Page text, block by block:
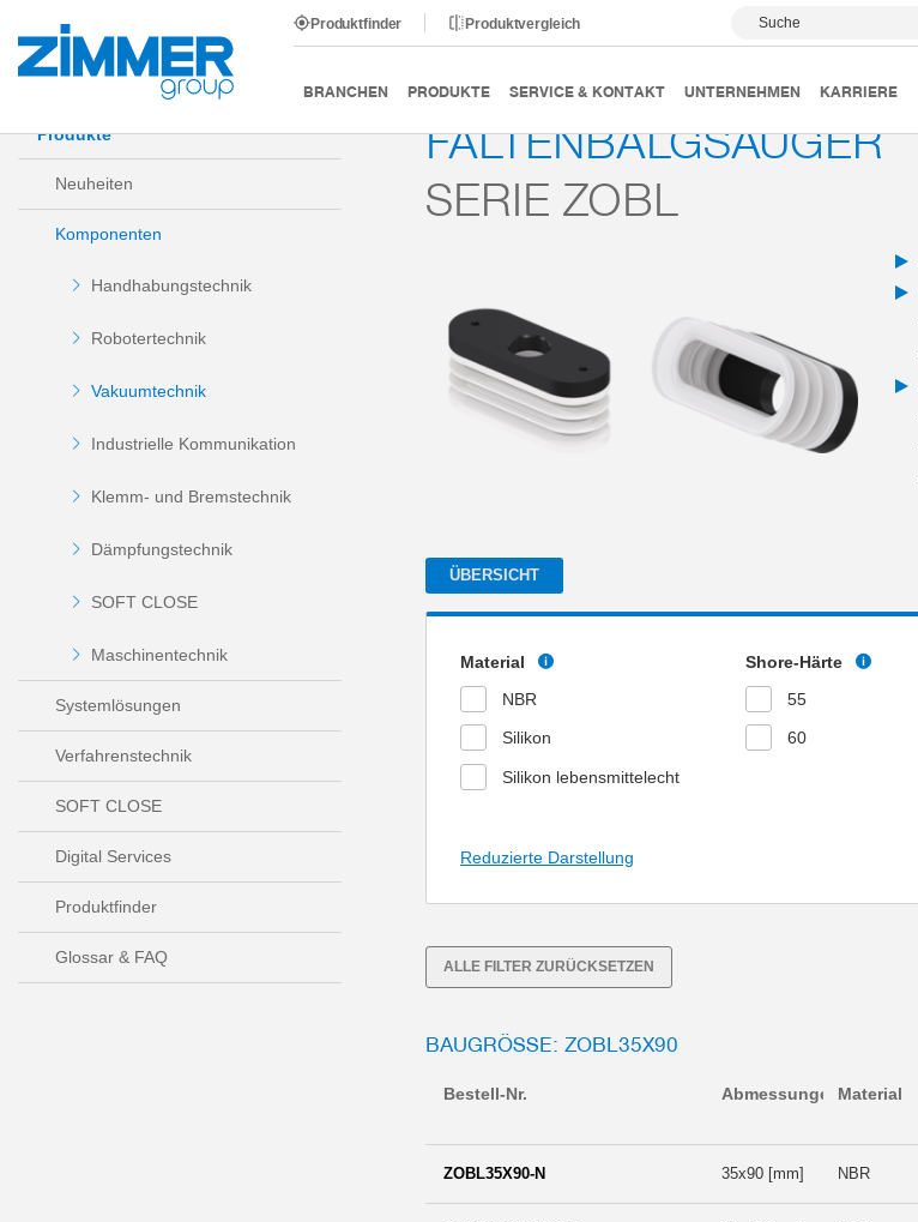
Produktfinder Produktvergleich Suche
BRANCHEN PRODUKTE SERVICE & KONTAKT UNTERNEHMEN KARRIERE
Start Produkte Komponenten Vakuumtechnik Vakuumsauger Serie ZOBL
Produkte
Neuheiten
Komponenten
Handhabungstechnik
Robotertechnik
Vakuumtechnik
Industrielle Kommunikation
Klemm- und Bremstechnik
Dämpfungstechnik
SOFT CLOSE
Maschinentechnik
Systemlösungen
Verfahrenstechnik
SOFT CLOSE
Digital Services
Produktfinder
Glossar & FAQ
FALTENBALGSAUGER
SERIE ZOBL
ÜBERSICHT
Material
NBR
Silikon
Silikon lebensmittelecht
Shore-Härte
55
60
Reduzierte Darstellung
ALLE FILTER ZURÜCKSETZEN
BAUGRÖSSE: ZOBL35X90
Bestell-Nr. AbmessungenMaterial
ZOBL35X90-N 35x90 [mm] NBR